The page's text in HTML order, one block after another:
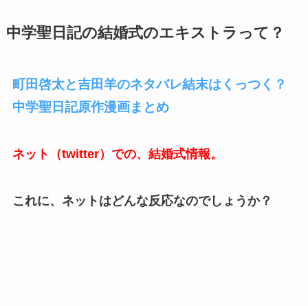
中学聖日記の結婚式のエキストラって？
町田啓太と吉田羊のネタバレ結末はくっつく？
中学聖日記原作漫画まとめ
ネット（twitter）での、結婚式情報。
これに、ネットはどんな反応なのでしょうか？